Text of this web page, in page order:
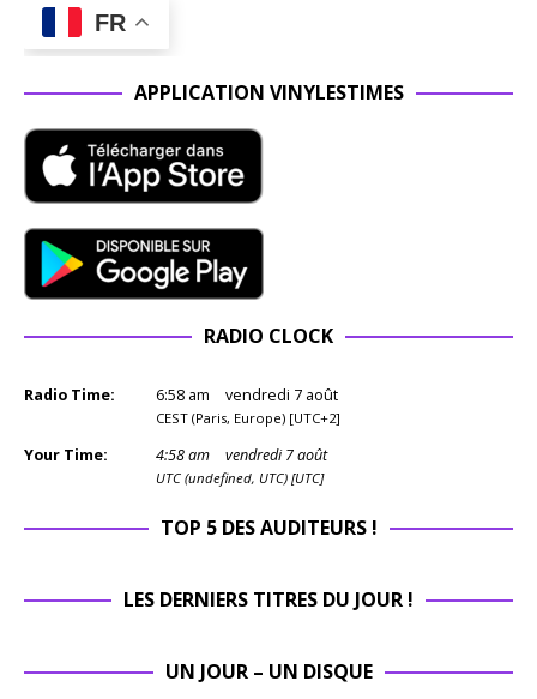
FR
APPLICATION VINYLESTIMES
RADIO CLOCK
Radio Time: 6:58 am vendredi 7 août
CEST (Paris, Europe) [UTC+2]
Your Time: 4:58am vendredi 7 août
UTC (undefined, UTC) [UTC]
TOP 5 DES AUDITEURS !
LES DERNIERS TITRES DU JOUR !
UN JOUR – UN DISQUE